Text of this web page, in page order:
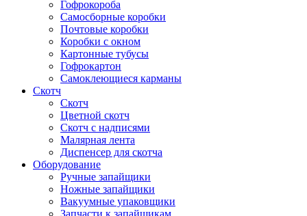
Гофрокороба
Самосборные коробки
Почтовые коробки
Коробки с окном
Картонные тубусы
Гофрокартон
Самоклеющиеся карманы
Скотч
Скотч
Цветной скотч
Скотч с надписями
Малярная лента
Диспенсер для скотча
Оборудование
Ручные запайщики
Ножные запайщики
Вакуумные упаковщики
Запчасти к запайщикам